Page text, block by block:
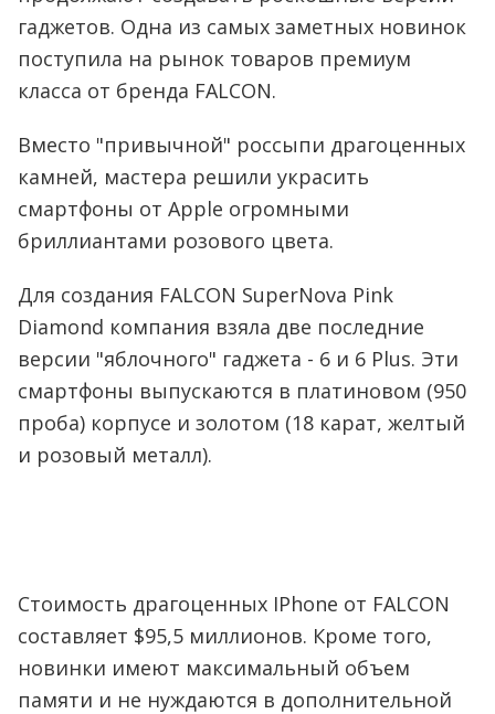
гаджетов. Одна из самых заметных новинок
поступила на рынок товаров премиум
класса от бренда FALCON.
Вместо "привычной" россыпи драгоценных
камней, мастера решили украсить
смартфоны от Apple огромными
бриллиантами розового цвета.
Для создания FALCON SuperNova Pink
Diamond компания взяла две последние
версии "яблочного" гаджета - 6 и 6 Plus. Эти
смартфоны выпускаются в платиновом (950
проба) корпусе и золотом (18 карат, желтый
и розовый металл).
Стоимость драгоценных IPhone от FALCON
составляет $95,5 миллионов. Кроме того,
новинки имеют максимальный объем
памяти и не нуждаются в дополнительной